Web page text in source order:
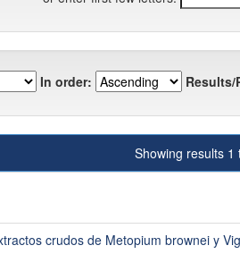
In order: Results/
Showing results 1
crudos de Metopium brownei y